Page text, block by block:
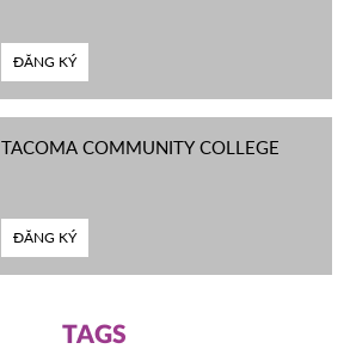
ĐĂNG KÝ
TACOMA COMMUNITY COLLEGE
ĐĂNG KÝ
TAGS